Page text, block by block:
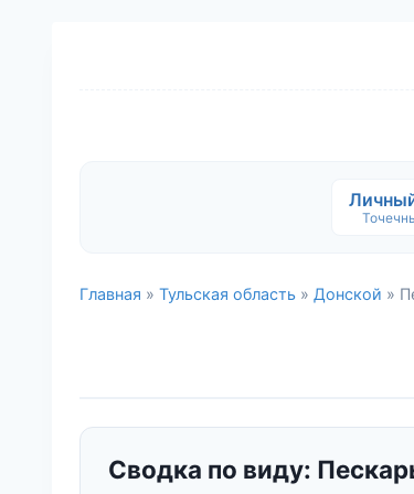
Главная » Тульская область » Донской »
Сводка по виду: